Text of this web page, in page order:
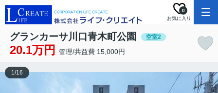
お気に入り
0
グランカーサ川口青木町公園 空室2
20.1万円 管理/共益費 15,000円
1/16